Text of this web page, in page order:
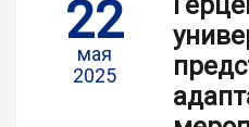
22
мая
2025